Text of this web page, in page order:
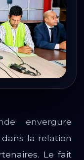
envergure
la relation
Le fait